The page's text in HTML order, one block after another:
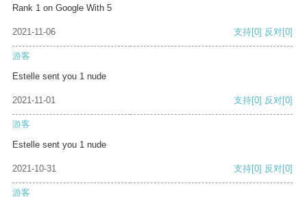
Rank 1 on Google With 5
2021-11-06 支持[0] 反对[0]
游客
Estelle sent you 1 nude
2021-11-01 支持[0] 反对[0]
游客
Estelle sent you 1 nude
2021-10-31 支持[0] 反对[0]
游客